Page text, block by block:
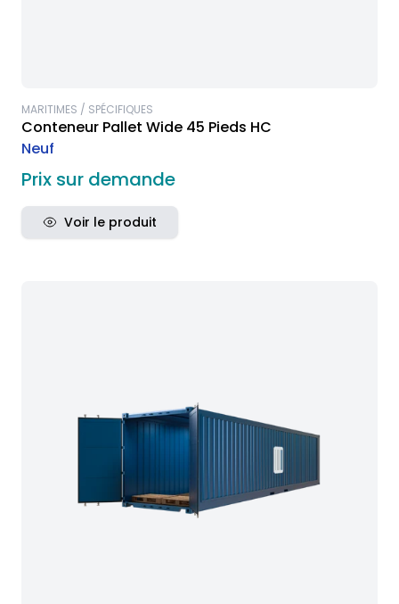
MARITIMES / SPÉCIFIQUES
Conteneur Pallet Wide 45 Pieds HC
Neuf
Prix sur demande
Voir le produit